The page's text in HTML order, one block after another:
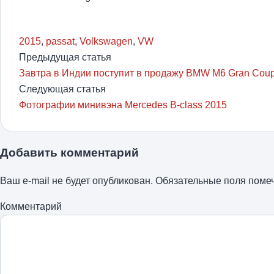
2015, passat, Volkswagen, VW
Предыдущая статья
Завтра в Индии поступит в продажу BMW M6 Gran
Следующая статья
Фотографии минивэна Mercedes B-class 2015
Добавить комментарий
Ваш e-mail не будет опубликован. Обязательные поля
Комментарий